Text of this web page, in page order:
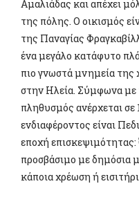
Αμαλιάδας και απέχει
της πόλης. Ο οικισμός
της Παναγίας
ένα μεγάλο κατάφυτο
πιο γνωστά μνημεία της
στην Ηλεία. Σύμφωνα με
πληθυσμός ανέρχεται
ενδιαφέροντος είναι
εποχή επισκεψιμότητας:
προσβάσιμο με δημόσια
κάποια χρέωση ή